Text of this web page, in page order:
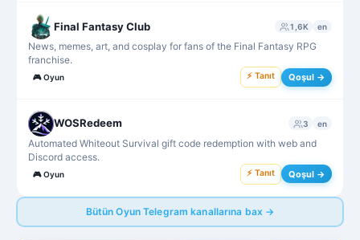
Final Fantasy Club 1,6K en
News, memes, art, and cosplay for fans of the Final Fantasy RPG
franchise.
🎮Oyun ⚡ Tanıt Qoşul →
WOSRedeem 3 en
Automated Whiteout Survival gift code redemption with web and
Discord access.
🎮Oyun ⚡ Tanıt Qoşul →
Bütün Oyun Telegram kanallarına bax →